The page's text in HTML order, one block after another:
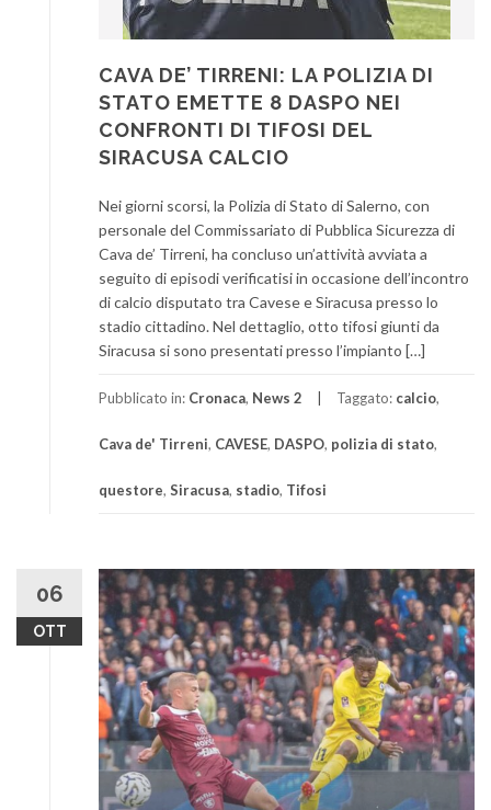
CAVA DE’ TIRRENI: LA POLIZIA DI
STATO EMETTE 8 DASPO NEI
CONFRONTI DI TIFOSI DEL
SIRACUSA CALCIO
Nei giorni scorsi, la Polizia di Stato di Salerno, con
personale del Commissariato di Pubblica Sicurezza di
Cava de’ Tirreni, ha concluso un’attività avviata a
seguito di episodi verificatisi in occasione dell’incontro
di calcio disputato tra Cavese e Siracusa presso lo
stadio cittadino. Nel dettaglio, otto tifosi giunti da
Siracusa si sono presentati presso l’impianto […]
Pubblicato in: Cronaca, News 2 Taggato: calcio,
Cava de' Tirreni, CAVESE, DASPO, polizia di stato,
questore, Siracusa, stadio, Tifosi
06
OTT